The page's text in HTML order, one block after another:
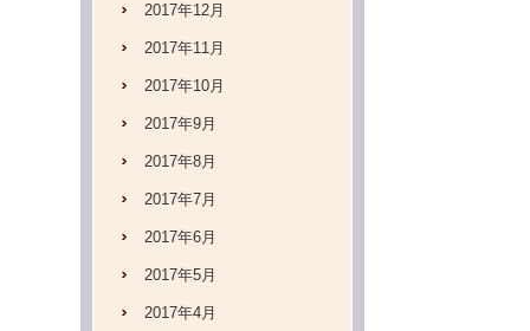
2017年12月
2017年11月
2017年10月
2017年9月
2017年8月
2017年7月
2017年6月
2017年5月
2017年4月